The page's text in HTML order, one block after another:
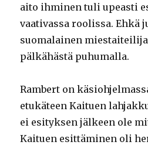
aito ihminen tuli upeasti
vaativassa roolissa. Ehkä
suomalainen
pälkähästä puhumalla.
Rambert on
etukäteen Kaituen
ei esityksen jälkeen ole
Kaituen esittäminen oli